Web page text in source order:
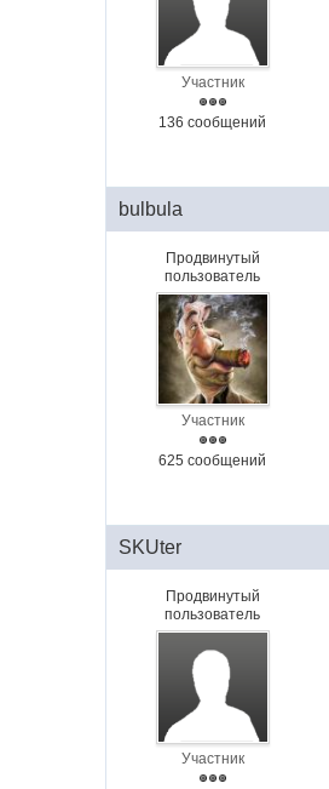
Участник
136 сообщений
bulbula
Продвинутый
пользователь
Участник
625 сообщений
SKUter
Продвинутый
пользователь
Участник